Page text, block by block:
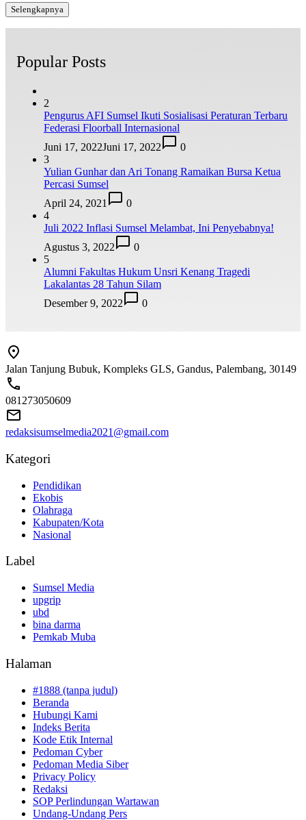
Selengkapnya
Popular Posts
2
Pengurus AFI Sumsel Ikuti Sosialisasi Peraturan Terbaru
Federasi Floorball Internasional
Juni 17, 2022Juni 17, 2022
0
3
Yulian Gunhar dan Ari Tonang Ramaikan Bursa Ketua
Percasi Sumsel
April 24, 2021
0
4
Juli 2022 Inflasi Sumsel Melambat, Ini Penyebabnya!
Agustus 3, 2022
0
5
Alumni Fakultas Hukum Unsri Kenang Tragedi
Lakalantas 28 Tahun Silam
Desember 9, 2022
0
Jalan Tanjung Bubuk, Kompleks GLS, Gandus, Palembang, 30149
081273050609
redaksisumselmedia2021@gmail.com
Kategori
Pendidikan
Ekobis
Olahraga
Kabupaten/Kota
Nasional
Label
Sumsel Media
upgrip
ubd
bina darma
Pemkab Muba
Halaman
#1888 (tanpa judul)
Beranda
Hubungi Kami
Indeks Berita
Kode Etik Internal
Pedoman Cyber
Pedoman Media Siber
Privacy Policy
Redaksi
SOP Perlindungan Wartawan
Undang-Undang Pers